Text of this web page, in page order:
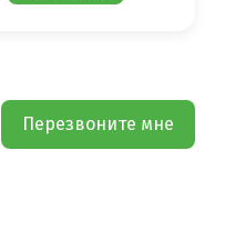
Перезвоните мне